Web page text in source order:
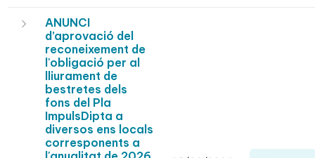
ANUNCI
d’aprovació del
reconeixement de
l'obligació per al
lliurament de
bestretes dels
fons del Pla
ImpulsDipta a
diversos ens locals
corresponents a